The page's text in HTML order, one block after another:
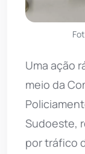
Uma ação
meio da
Sudoeste,
por tráfico